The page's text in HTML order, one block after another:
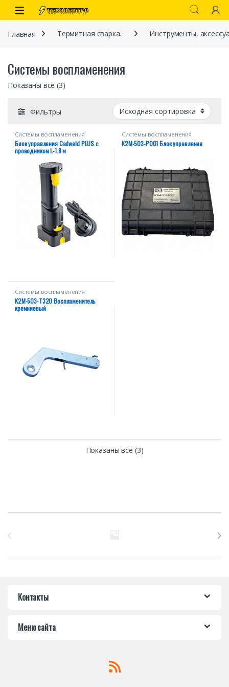
Перейти к навигации
перейти к содержанию
Open
Главная Термитная сварка. Инструменты,
Системы воспламенения
Показаны все (3)
Фильтры
Системы воспламенения
Блок управления Cadweld PLUS с
проводником L-1.8 м
Системы воспламенения
К2М-503-Р001 Блок управления
Системы воспламенения
К2М-503-Т320 Воспламенитель
кремниевый
Показаны все (3)
Контакты
Меню сайта